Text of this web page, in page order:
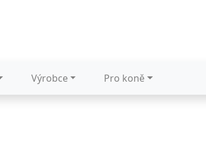
Výrobce Pro koně